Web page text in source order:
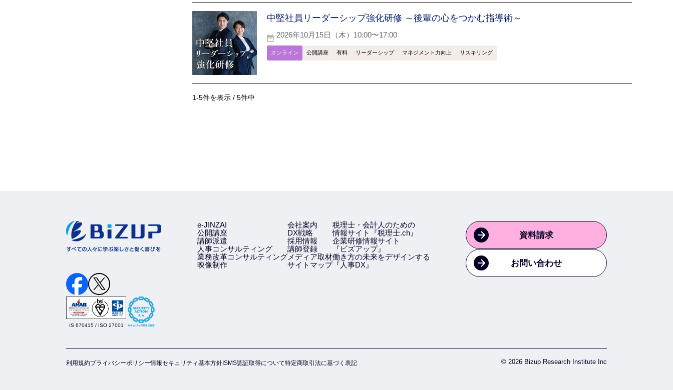
中堅社員リーダーシップ強化研修 ～後輩の心をつかむ指導術～
2026年10月15日（木）10:00〜17:00
オンライン 公開講座 有料 リーダーシップ マネジメント力向上 リスキリング
1-5件を表示 / 5件中
e-JINZAI
公開講座
講師派遣
人事コンサルティング
業務改革コンサルティング
映像制作
会社案内
DX戦略
採用情報
講師登録
メディア取材
サイトマップ
税理士・会計人のための
情報サイト『税理士.ch』
企業研修情報サイト
『ビズアップ』
働き方の未来をデザインする
『人事DX』
資料請求
お問い合わせ
IS 670415 / ISO 27001
利用規約プライバシーポリシー情報セキュリティ基本方針 ISMS認証取得について特定商取引法に基づく表記 © 2026 Bizup Research Institute Inc